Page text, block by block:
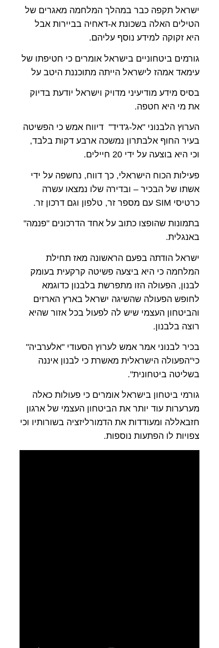
ישראל תקפה כבר במהלך המלחמה מאגרים של
הטילים האלה בשכונת א-דאחיה בביירות אבל
היא זקוקה למידע נוסף עליהם.
גורמים ביטחוניים בישראל אומרים כי חטיפתו של
עימאד אמהז לישראל הייתה מתוכננת היטב על
בסיס מידע מודיעיני מדויק וישראל יודעת בדיוק
את מי היא חטפה.
הערוץ הלבנוני "אל-ג'דיד" דיווח אמש כי הפשיטה
בעיר החוף אלבתרון נמשכה ארבע דקות בלבד,
וכי היא בוצעה על ידי 20 חיילים.
פעילות הכוח הישראלי, כך דווח, נחשפה על ידי
אשתו של הבכיר – ובדירה שלו נמצאו עשרה
כרטיסי SIM עם מספר זר, טלפון וגם דרכון זר.
בתמונות שהופצו כתוב על אחד הדרכונים "פנמה"
באנגלית.
ישראל הודתה בפעם הראשונה מאז תחילת
המלחמה כי היא ביצעה פשיטה קרקעית בעומק
לבנון, הפעולה הזו מתפרשת בלבנון כדוגמא
לחופש הפעולה שהשיגה ישראל בארץ הארזים
והביטחון העצמי שיש לה לפעול בכל אזור שהיא
רוצה בלבנון.
בכיר לבנוני אמר אמש לערוץ הסעודי "אלערביה"
כי"הפעולה הישראלית מאשרת כי לבנון איננה
בשליטה ביטחונית".
גורמי ביטחון בישראל אומרים כי פעולות כאלה
מערערות עוד יותר את הביטחון העצמי של ארגון
חזבאללה ומעודדות את הדמורליזציה בשורותיו וכי
צפויות לו הפתעות נוספות.